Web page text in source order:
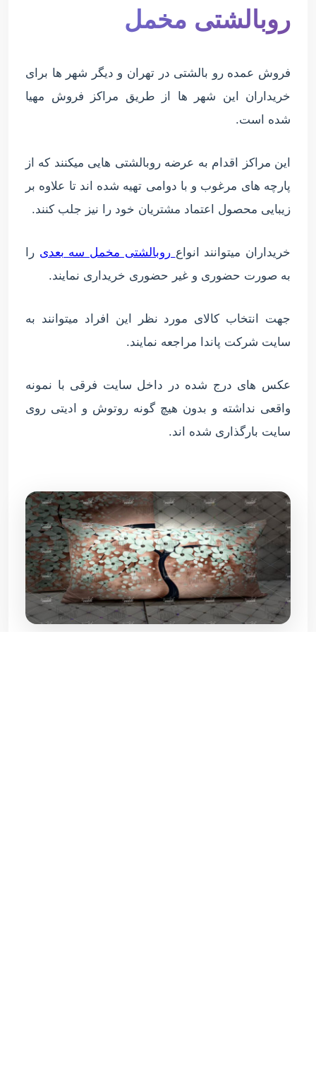
روبالشتی مخمل
فروش عمده رو بالشتی در تهران و دیگر شهر ها برای
خریداران این شهر ها از طریق مراکز فروش مهیا
شده است.
این مراکز اقدام به عرضه روبالشتی هایی میکنند که از
پارچه های مرغوب و با دوامی تهیه شده اند تا علاوه بر
زیبایی محصول اعتماد مشتریان خود را نیز جلب کنند.
خریداران میتوانند انواع روبالشتی مخمل سه بعدی را
به صورت حضوری و غیر حضوری خریداری نمایند.
جهت انتخاب کالای مورد نظر این افراد میتوانند به
سایت شرکت پاندا مراجعه نمایند.
عکس های درج شده در داخل سایت فرقی با نمونه
واقعی نداشته و بدون هیچ گونه روتوش و ادیتی روی
سایت بارگذاری شده اند.